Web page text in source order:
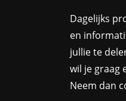
Dagelijks
en
jullie te
wil je graag
Neem dan